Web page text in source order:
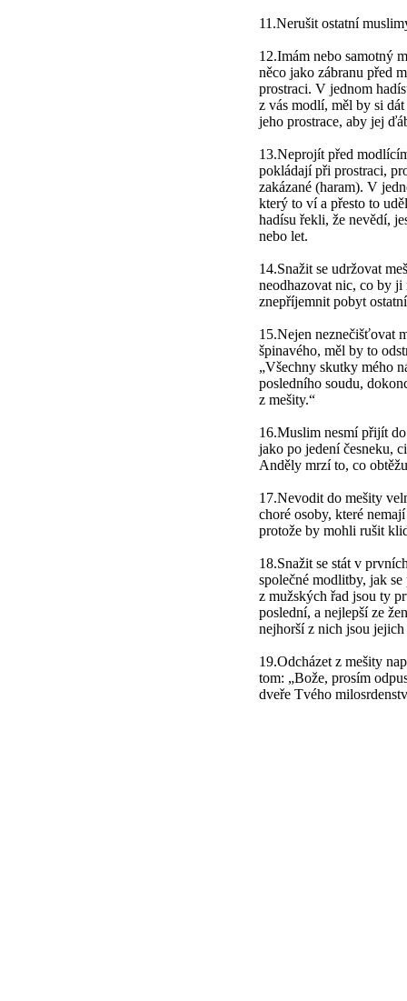
11.Nerušit ostatní
12.Imám nebo samotný
něco jako zábranu před
prostraci. V jednom
z vás modlí, měl by si
jeho prostrace, aby jej
13.Neprojít před
pokládají při prostraci,
zakázané (haram). V
který to ví a přesto to
hadísu řekli, že nevědí,
nebo let.
14.Snažit se udržovat
neodhazovat nic, co by ji
znepříjemnit pobyt
15.Nejen neznečišťovat
špinavého, měl by to
„Všechny skutky mého
posledního soudu,
z mešity.“
16.Muslim nesmí přijít
jako po jedení česneku,
Anděly mrzí to, co
17.Nevodit do mešity
choré osoby, které
protože by mohli rušit
18.Snažit se stát v
společné modlitby, jak
z mužských řad jsou ty
poslední, a nejlepší ze
nejhorší z nich jsou
19.Odcházet z mešity
tom: „Bože, prosím
dveře Tvého